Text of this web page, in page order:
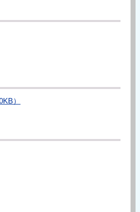
）